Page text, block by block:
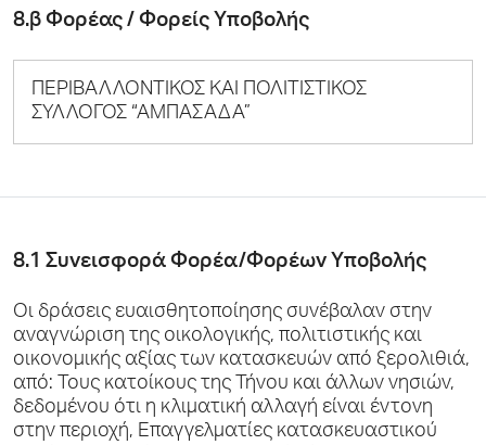
8.β Φορέας / Φορείς Υποβολής
ΠΕΡΙΒΑΛΛΟΝΤΙΚΟΣ ΚΑΙ ΠΟΛΙΤΙΣΤΙΚΟΣ
ΣΥΛΛΟΓΟΣ “ΑΜΠΑΣΑΔΑ”
8.1 Συνεισφορά Φορέα/Φορέων Υποβολής
Οι δράσεις ευαισθητοποίησης συνέβαλαν στην
αναγνώριση της οικολογικής, πολιτιστικής και
οικονομικής αξίας των κατασκευών από ξερολιθιά,
από: Τους κατοίκους της Τήνου και άλλων νησιών,
δεδομένου ότι η κλιματική αλλαγή είναι έντονη
στην περιοχή, Επαγγελματίες κατασκευαστικού